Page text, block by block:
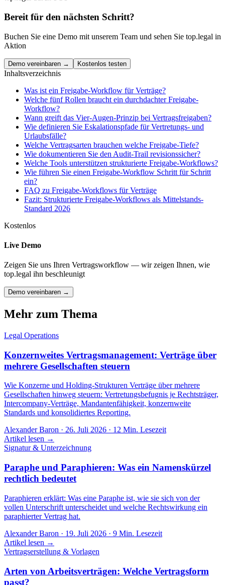
Bereit für den nächsten Schritt?
Buchen Sie eine Demo mit unserem Team und sehen Sie top.legal in
Aktion
Demo vereinbaren → Kostenlos testen
Inhaltsverzeichnis
Was ist ein Freigabe-Workflow für Verträge?
Welche fünf Rollen braucht ein durchdachter Freigabe-
Workflow?
Wann greift das Vier-Augen-Prinzip bei Vertragsfreigaben?
Wie definieren Sie Eskalationspfade für Vertretungs- und
Urlaubsfälle?
Welche Vertragsarten brauchen welche Freigabe-Tiefe?
Wie dokumentieren Sie den Audit-Trail revisionssicher?
Welche Tools unterstützen strukturierte Freigabe-Workflows?
Wie führen Sie einen Freigabe-Workflow Schritt für Schritt
ein?
FAQ zu Freigabe-Workflows für Verträge
Fazit: Strukturierte Freigabe-Workflows als Mittelstands-
Standard 2026
Kostenlos
Live Demo
Zeigen Sie uns Ihren Vertragsworkflow — wir zeigen Ihnen, wie
top.legal ihn beschleunigt
Demo vereinbaren →
Mehr zum Thema
Legal Operations
Konzernweites Vertragsmanagement: Verträge über
mehrere Gesellschaften steuern
Wie Konzerne und Holding-Strukturen Verträge über mehrere
Gesellschaften hinweg steuern: Vertretungsbefugnis je Rechtsträger,
Intercompany-Verträge, Mandantenfähigkeit, konzernweite
Standards und konsolidiertes Reporting.
Alexander Baron · 26. Juli 2026 · 12 Min. Lesezeit
Artikel lesen →
Signatur & Unterzeichnung
Paraphe und Paraphieren: Was ein Namenskürzel
rechtlich bedeutet
Paraphieren erklärt: Was eine Paraphe ist, wie sie sich von der
vollen Unterschrift unterscheidet und welche Rechtswirkung ein
paraphierter Vertrag hat.
Alexander Baron · 19. Juli 2026 · 9 Min. Lesezeit
Artikel lesen →
Vertragserstellung & Vorlagen
Arten von Arbeitsverträgen: Welche Vertragsform
passt?